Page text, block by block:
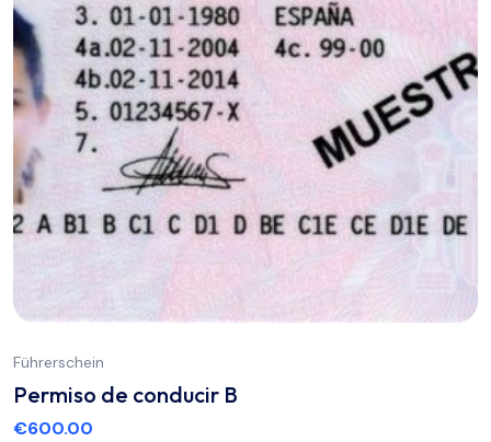
Führerschein
Permiso de conducir B
€600.00